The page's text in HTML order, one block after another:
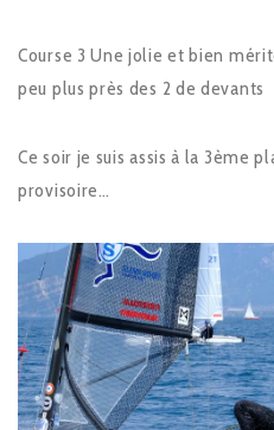
Course 3 Une jolie et bien
peu plus près des 2 de devants
Ce soir je suis assis à la 3ème
provisoire…